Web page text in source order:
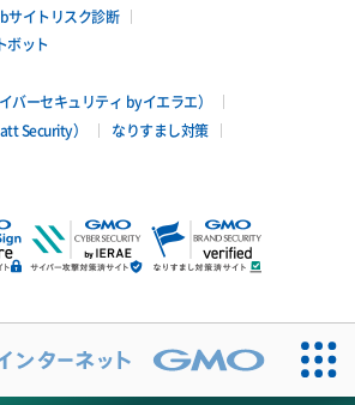
除
サイトリスク診断
ボット
バーセキュリティ byイエラエ）
Security）
なりすまし対策